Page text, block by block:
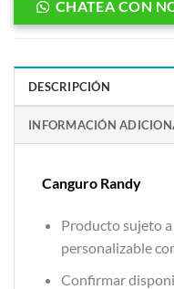
CHATEA CON
DESCRIPCIÓN
INFORMACIÓN
Canguro Randy
Producto sujeto
personalizable
Confirmar